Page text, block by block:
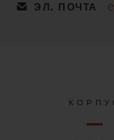
ЭЛ. ПОЧТА